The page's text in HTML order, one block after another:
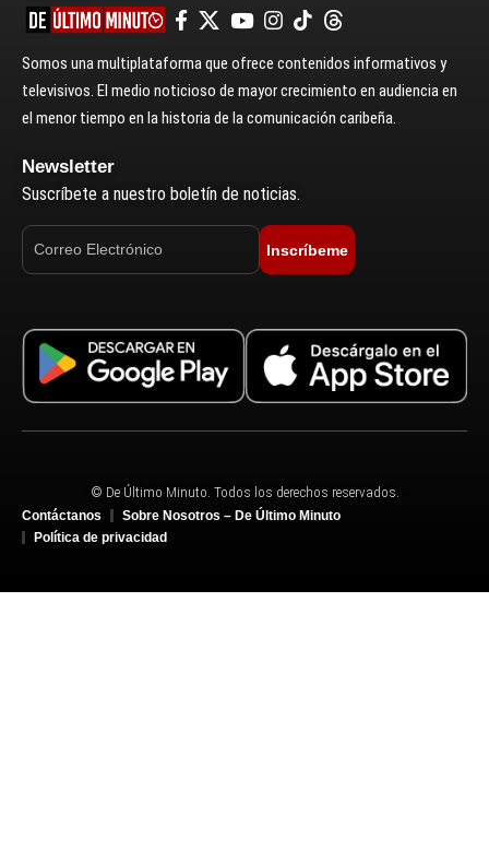
Somos una multiplataforma que ofrece contenidos informativos y
televisivos. El medio noticioso de mayor crecimiento en audiencia en
el menor tiempo en la historia de la comunicación caribeña.
Newsletter
Suscríbete a nuestro boletín de noticias.
Inscríbeme
© De Último Minuto. Todos los derechos reservados.
Contáctanos
Sobre Nosotros – De Último Minuto
Política de privacidad